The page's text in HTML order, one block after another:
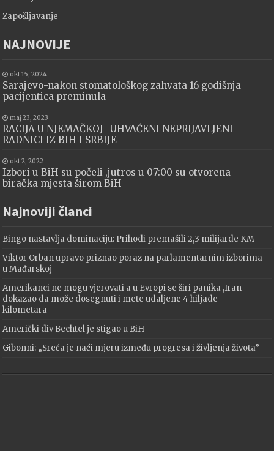
Zapošljavanje
NAJNOVIJE
okt 15, 2024
Sarajevo-nakon stomatološkog zahvata 16 godišnja
pacijentica preminula
maj 23, 2023
RACIJA U NJEMAČKOJ -UHVAĆENI NEPRIJAVLJENI
RADNICI IZ BIH I SRBIJE
okt 2, 2022
Izbori u BiH su počeli ,jutros u 07:00 su otvorena
biračka mjesta širom BiH
Najnoviji članci
Bingo nastavlja dominaciju: Prihodi premašili 2,3 milijarde KM
Viktor Orban upravo priznao poraz na parlamentarnim izborima
u Mađarskoj
Amerikanci ne mogu vjerovati a u Evropi se širi panika ,Iran
dokazao da može dosegnuti i mete udaljene 4 hiljade
kilometara
Američki div Bechtel je stigao u BiH
Gibonni: „Sreća je naći mjeru između progresa i življenja života”